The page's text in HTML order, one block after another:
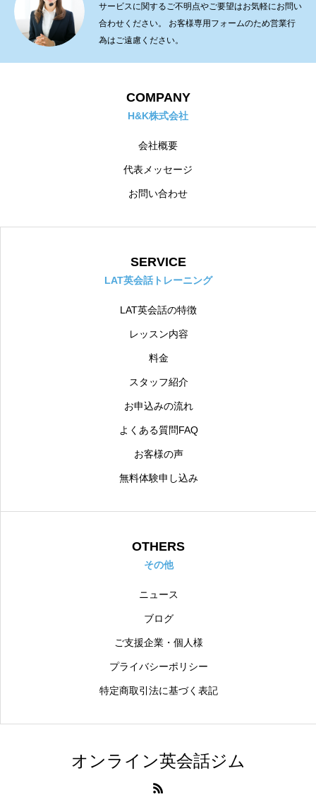
サービスに関するご不明点やご要望はお気軽にお問い
合わせください。 お客様専用フォームのため営業行
為はご遠慮ください。
COMPANY
H&K株式会社
会社概要
代表メッセージ
お問い合わせ
SERVICE
LAT英会話トレーニング
LAT英会話の特徴
レッスン内容
料金
スタッフ紹介
お申込みの流れ
よくある質問FAQ
お客様の声
無料体験申し込み
OTHERS
その他
ニュース
ブログ
ご支援企業・個人様
プライバシーポリシー
特定商取引法に基づく表記
オンライン英会話ジム